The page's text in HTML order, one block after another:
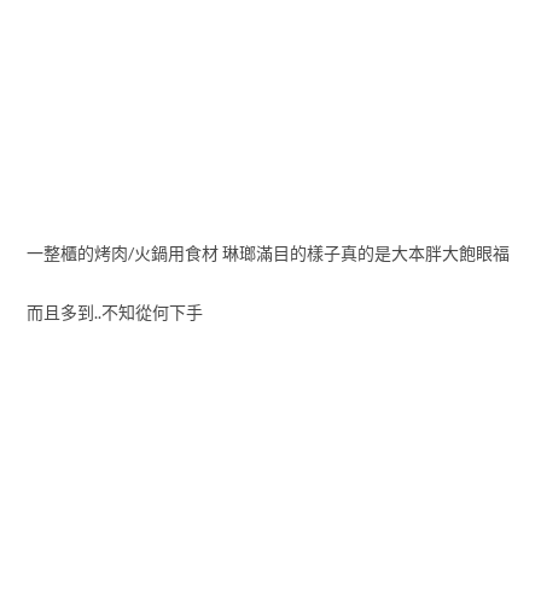
一整櫃的烤肉/火鍋用食材 琳瑯滿目的樣子真的是大本胖大飽眼福
而且多到..不知從何下手